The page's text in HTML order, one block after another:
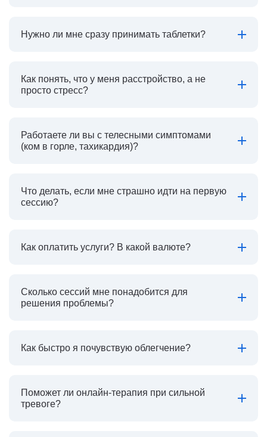
Нужно ли мне сразу принимать таблетки?
Как понять, что у меня расстройство, а не
просто стресс?
Работаете ли вы с телесными симптомами
(ком в горле, тахикардия)?
Что делать, если мне страшно идти на первую
сессию?
Как оплатить услуги? В какой валюте?
Сколько сессий мне понадобится для
решения проблемы?
Как быстро я почувствую облегчение?
Поможет ли онлайн-терапия при сильной
тревоге?